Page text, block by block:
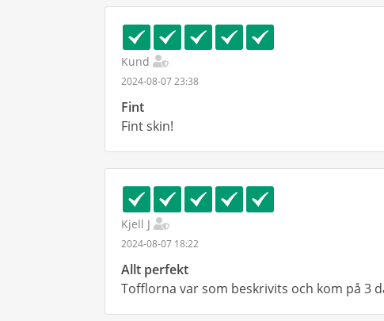
Kund
2024-08-07 23:38
Fint
Fint skin!
Kjell J
2024-08-07 18:22
Allt perfekt
Tofflorna var som beskrivits och kom på 3